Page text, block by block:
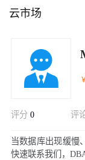
云市场
评分 0 评
当数据库出现缓慢
快速联系我们，